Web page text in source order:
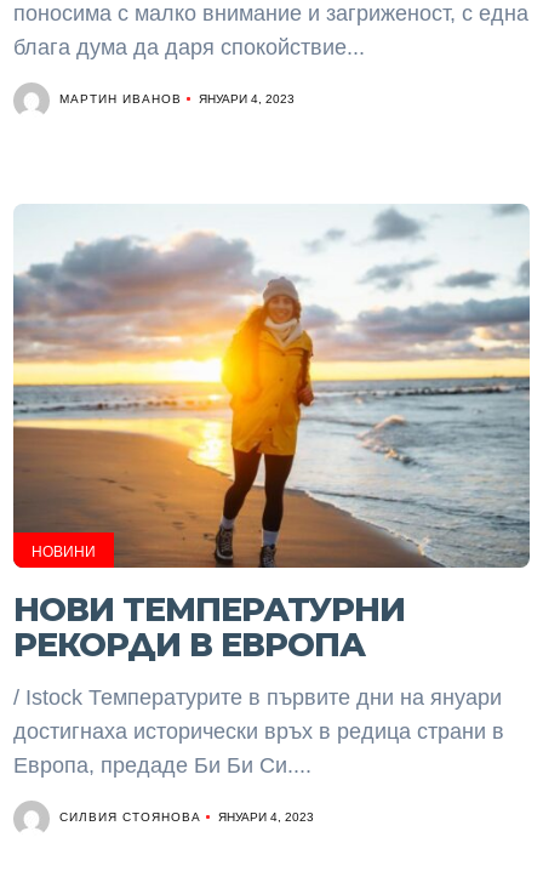
поносима с малко внимание и загриженост, с една
блага дума да даря спокойствие...
МАРТИН ИВАНОВ ЯНУАРИ 4, 2023
НОВИНИ
НОВИ ТЕМПЕРАТУРНИ
РЕКОРДИ В ЕВРОПА
/ Istock Температурите в първите дни на януари
достигнаха исторически връх в редица страни в
Европа, предаде Би Би Си....
СИЛВИЯ СТОЯНОВА ЯНУАРИ 4, 2023